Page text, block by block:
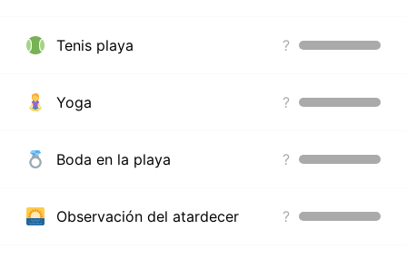
Tenis playa ?
Yoga ?
Boda en la playa ?
Observación del atardecer ?